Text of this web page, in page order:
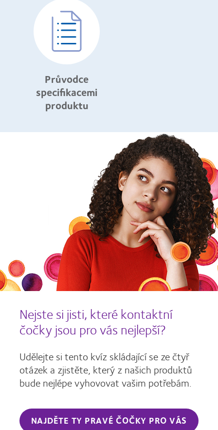
Průvodce
specifikacemi
produktu
Nejste si jisti, které kontaktní
čočky jsou pro vás nejlepší?
Udělejte si tento kvíz skládající se ze čtyř
otázek a zjistěte, který z našich produktů
bude nejlépe vyhovovat vašim potřebám.
NAJDĚTE TY PRAVÉ ČOČKY PRO VÁS